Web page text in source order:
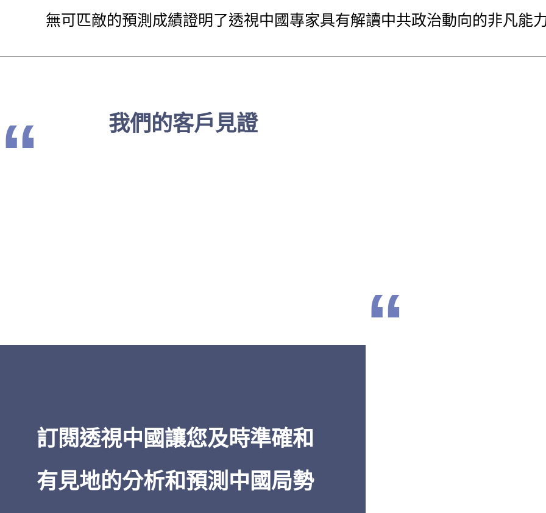
無可匹敵的預測成績證明了透視中國專家具有解讀中共政治動向的非凡能
我們的客戶見證
“
情報，透視中國都是獨一無二的。」
美國前海軍密碼專家
訂閱透視中國讓您及時準確和
有見地的分析和預測中國局勢
“